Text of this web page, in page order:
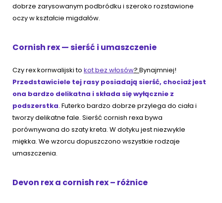
dobrze zarysowanym podbródku i szeroko rozstawione
oczy w kształcie migdałów.
Cornish rex — sierść i umaszczenie
Czy rex kornwalijski to kot bez włosów? Bynajmniej!
Przedstawiciele tej rasy posiadają sierść, chociaż jest
ona bardzo delikatna i składa się wyłącznie z
podszerstka. Futerko bardzo dobrze przylega do ciała i
tworzy delikatne fale. Sierść cornish rexa bywa
porównywana do szaty kreta. W dotyku jest niezwykle
miękka. We wzorcu dopuszczono wszystkie rodzaje
umaszczenia.
Devon rex a cornish rex – różnice